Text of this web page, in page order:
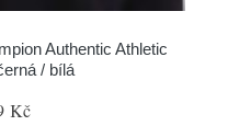
Authentic Athletic
/ bílá
Kč